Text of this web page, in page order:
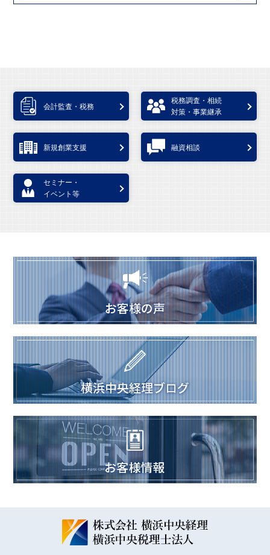
会計監査・税務
税務調査・相続
対策・事業継承
新規創業支援 融資相談
セミナー・
イベント等